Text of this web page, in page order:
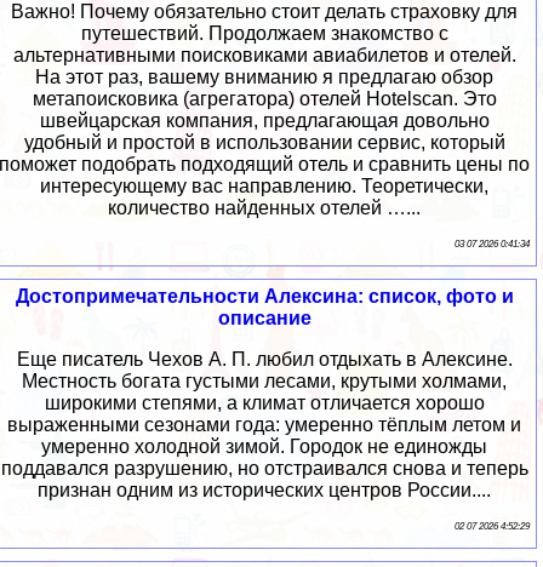
Важно! Почему обязательно стоит делать страховку для
путешествий. Продолжаем знакомство с
альтернативными поисковиками авиабилетов и отелей.
На этот раз, вашему вниманию я предлагаю обзор
метапоисковика (агрегатора) отелей Hotelscan. Это
швейцарская компания, предлагающая довольно
удобный и простой в использовании сервис, который
поможет подобрать подходящий отель и сравнить цены по
интересующему вас направлению. Теоретически,
количество найденных отелей …...
03 07 2026 0:41:34
Достопримечательности Алексина: список, фото и
описание
Еще писатель Чехов А. П. любил отдыхать в Алексине.
Местность богата густыми лесами, крутыми холмами,
широкими степями, а климат отличается хорошо
выраженными сезонами года: умеренно тёплым летом и
умеренно холодной зимой. Городок не единожды
поддавался разрушению, но отстраивался снова и теперь
признан одним из исторических центров России....
02 07 2026 4:52:29